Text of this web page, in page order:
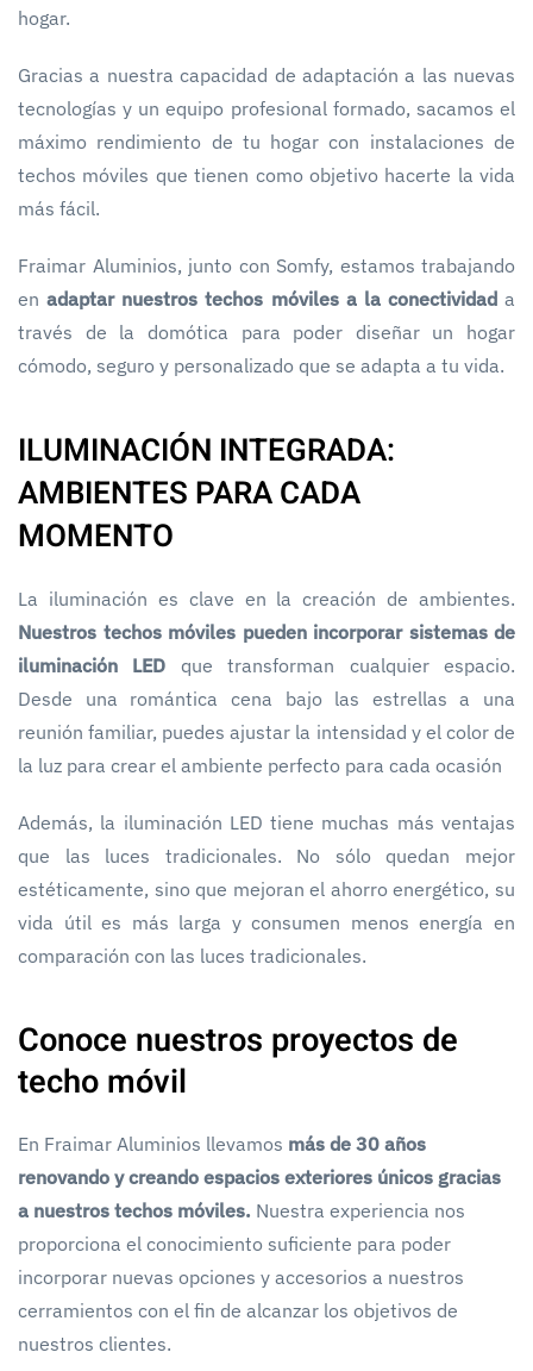
hogar.
Gracias a nuestra capacidad de adaptación a las nuevas
tecnologías y un equipo profesional formado, sacamos el
máximo rendimiento de tu hogar con instalaciones de
techos móviles que tienen como objetivo hacerte la vida
más fácil.
Fraimar Aluminios, junto con Somfy, estamos trabajando
en adaptar nuestros techos móviles a la conectividada
través de la domótica para poder diseñar un hogar
cómodo, seguro y personalizado que se adapta a tu vida.
ILUMINACIÓN INTEGRADA:
AMBIENTES PARA CADA
MOMENTO
La iluminación es clave en la creación de ambientes.
Nuestros techos móviles pueden incorporar sistemas de
iluminación LED que transforman cualquier espacio.
Desde una romántica cena bajo las estrellas a una
reunión familiar, puedes ajustar la intensidad y el color de
la luz para crear el ambiente perfecto para cada ocasión
Además, la iluminación LED tiene muchas más ventajas
que las luces tradicionales. No sólo quedan mejor
estéticamente, sino que mejoran el ahorro energético, su
vida útil es más larga y consumen menos energía en
comparación con las luces tradicionales.
Conoce nuestros proyectos de
techo móvil
En Fraimar Aluminios llevamos más de 30 años
renovando y creando espacios exteriores únicos gracias
a nuestros techos móviles. Nuestra experiencia nos
proporciona el conocimiento suficiente para poder
incorporar nuevas opciones y accesorios a nuestros
cerramientos con el fin de alcanzar los objetivos de
nuestros clientes.